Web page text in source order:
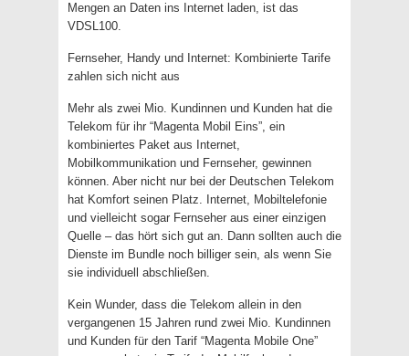
Mengen an Daten ins Internet laden, ist das
VDSL100.
Fernseher, Handy und Internet: Kombinierte Tarife
zahlen sich nicht aus
Mehr als zwei Mio. Kundinnen und Kunden hat die
Telekom für ihr “Magenta Mobil Eins”, ein
kombiniertes Paket aus Internet,
Mobilkommunikation und Fernseher, gewinnen
können. Aber nicht nur bei der Deutschen Telekom
hat Komfort seinen Platz. Internet, Mobiltelefonie
und vielleicht sogar Fernseher aus einer einzigen
Quelle – das hört sich gut an. Dann sollten auch die
Dienste im Bundle noch billiger sein, als wenn Sie
sie individuell abschließen.
Kein Wunder, dass die Telekom allein in den
vergangenen 15 Jahren rund zwei Mio. Kundinnen
und Kunden für den Tarif “Magenta Mobile One”